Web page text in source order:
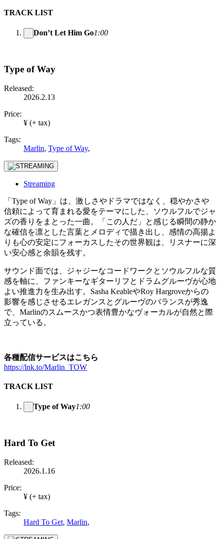
TRACK LIST
Don’t Let Him Go1:00
Type of Way
Released:
2026.2.13
Price:
¥ (+ tax)
Tags:
Marlin, Type of Way,
Streaming
「Type of Way」は、激しさやドラマではなく、穏やかさや
信頼によって育まれる愛をテーマにした、ソウルフルでジャ
ズの香りをまとった一曲。「この人だ」と感じる瞬間の静か
な確信を凛とした言葉とメロディで描き出し、感情の高揚よ
りも心の安定にフォーカスしたその世界観は、リスナーに深
い安心感と余韻を残す。
サウンド面では、ジャジーなコードワークとソウルフルな質
感を軸に、ファンキーなギターリフとドラムグルーヴが心地
よい推進力を生み出す。Sasha KeableやRoy Hargroveからの
影響を感じさせるエレガンスとグルーヴのバランスが秀逸
で、Marlinのスムースかつ表情豊かなヴォーカルが自然と際
立っている。
各種配信サービスはこちら
https://lnk.to/Marlin_TOW
TRACK LIST
Type of Way1:00
Hard To Get
Released:
2026.1.16
Price:
¥ (+ tax)
Tags:
Hard To Get, Marlin,